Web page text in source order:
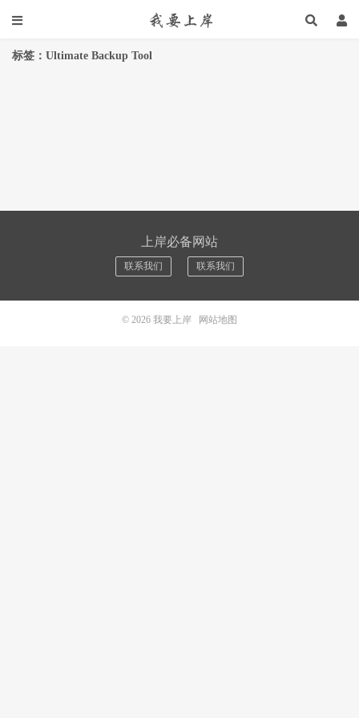
标签：Ultimate Backup Tool
上岸必备网站
联系我们 联系我们
© 2026 我要上岸 网站地图